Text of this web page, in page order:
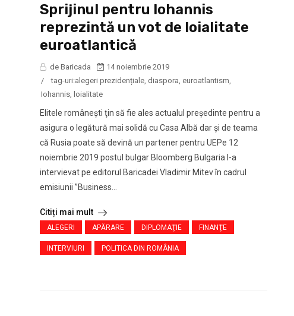
Sprijinul pentru Iohannis
reprezintă un vot de loialitate
euroatlantică
de Baricada
14 noiembrie 2019
/
tag-uri:alegeri prezidențiale diaspora euroatlantism
Iohannis loialitate
Elitele româneşti ţin să fie ales actualul președinte pentru a
asigura o legătură mai solidă cu Casa Albă dar și de teama
că Rusia poate să devină un partener pentru UEPe 12
noiembrie 2019 postul bulgar Bloomberg Bulgaria l-a
intervievat pe editorul Baricadei Vladimir Mitev în cadrul
emisiunii ”Business...
Citiți mai mult
ALEGERI APĂRARE DIPLOMAŢIE FINANŢE
INTERVIURI POLITICA DIN ROMÂNIA